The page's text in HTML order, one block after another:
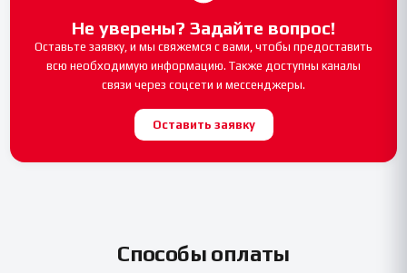
Не уверены? Задайте вопрос!
Оставьте заявку, и мы свяжемся с вами, чтобы предоставить
всю необходимую информацию. Также доступны каналы
связи через соцсети и мессенджеры.
Оставить заявку
Способы оплаты